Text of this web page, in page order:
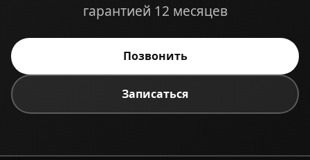
гарантией 12 месяцев
Позвонить
Записаться